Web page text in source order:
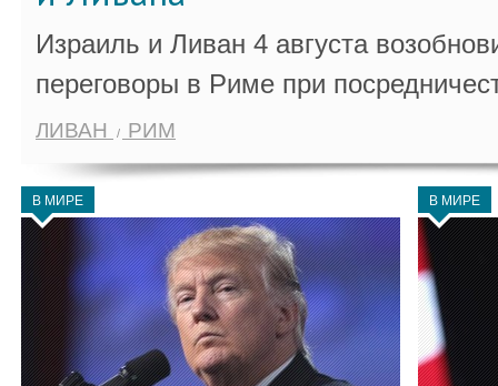
Израиль и Ливан 4 августа
переговоры в Риме при
ЛИВАН РИМ
В МИРЕ В МИРЕ